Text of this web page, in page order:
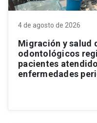
4 de agosto de 2026
Migración y salud
odontológicos
pacientes
enfermedades